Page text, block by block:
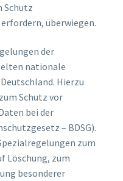
Schutz
überwiegen.
der
nationale
Hierzu
Schutz vor
bei der
– BDSG).
zum
Löschung, zum
besonderer